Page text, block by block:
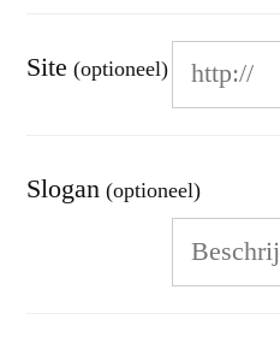
Site (optioneel)
Slogan (optioneel)